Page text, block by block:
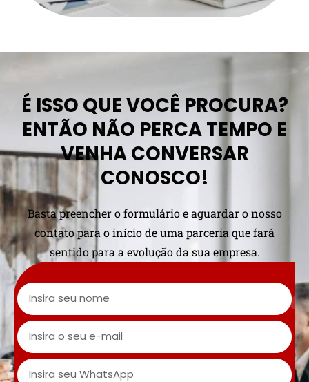
É ISSO QUE VOCÊ PROCURA?
ENTÃO NÃO PERCA TEMPO E
VENHA CONVERSAR
CONOSCO!
Basta preencher o formulário e aguardar o nosso
contato para o início de uma parceria que fará
sentido para a evolução da sua empresa.